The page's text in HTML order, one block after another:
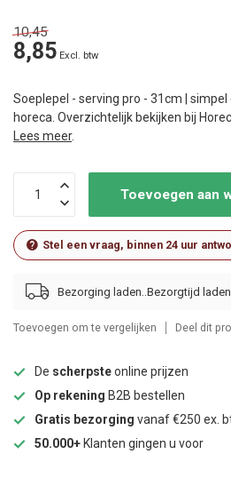
10,45
8,85 Excl. btw
Soeplepel - serving pro - 31cm |
horeca. Overzichtelijk bekijken bij
Lees meer.
Toevoegen aan
Stel een vraag, binnen 24 uur
Bezorging laden..
Toevoegen om te vergelijken Deel dit
De scherpsteonline prijzen
Op rekening B2B bestellen
Gratis bezorging vanaf €250 ex.
50.000+ Klanten gingen u voor